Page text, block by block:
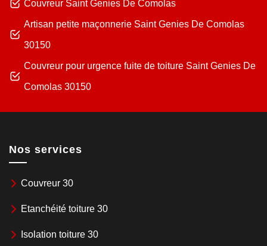
Couvreur Saint Genies De Comolas
Artisan petite maçonnerie Saint Genies De Comolas
30150
Couvreur pour urgence fuite de toiture Saint Genies De
Comolas 30150
Nos services
Couvreur 30
Etanchéité toiture 30
Isolation toiture 30